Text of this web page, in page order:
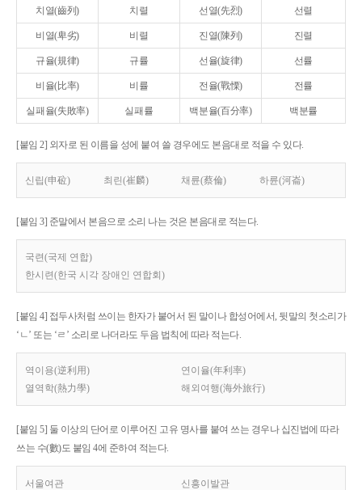
치열(齒列) 치렬 선열(先烈) 선렬
비열(卑劣) 비렬 진열(陳列) 진렬
규율(規律) 규률 선율(旋律) 선률
비율(比率) 비률 전율(戰慄) 전률
실패율(失敗率) 실패률 백분율(百分率) 백분률
[붙임 2] 외자로 된 이름을 성에 붙여 쓸 경우에도 본음대로 적을 수 있다.
신립(申砬) 최린(崔麟) 채륜(蔡倫) 하륜(河崙)
[붙임 3] 준말에서 본음으로 소리 나는 것은 본음대로 적는다.
국련(국제 연합)
한시련(한국 시각 장애인 연합회)
[붙임 4] 접두사처럼 쓰이는 한자가 붙어서 된 말이나 합성어에서, 뒷말의 첫소리가
‘ㄴ’ 또는 ‘ㄹ’ 소리로 나더라도 두음 법칙에 따라 적는다.
역이용(逆利用)
연이율(年利率)
열역학(熱力學)
해외여행(海外旅行)
[붙임 5] 둘 이상의 단어로 이루어진 고유 명사를 붙여 쓰는 경우나 십진법에 따라
쓰는 수(數)도 붙임 4에 준하여 적는다.
서울여관 신흥이발관